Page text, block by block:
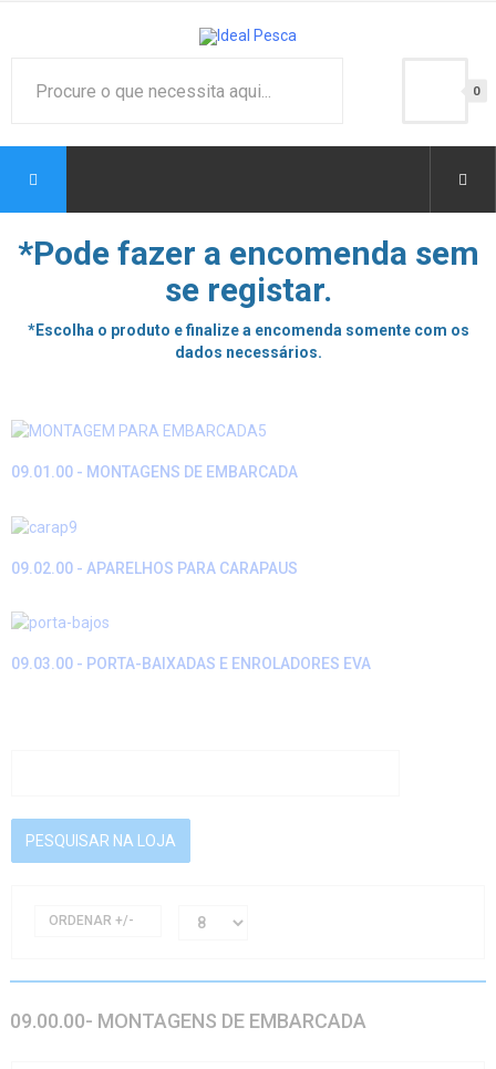
0
*Pode fazer a encomenda sem
se registar.
*Escolha o produto e finalize a encomenda somente com os
dados necessários.
09.01.00 - MONTAGENS DE EMBARCADA
09.02.00 - APARELHOS PARA CARAPAUS
09.03.00 - PORTA-BAIXADAS E ENROLADORES EVA
ORDENAR +/-
09.00.00- MONTAGENS DE EMBARCADA